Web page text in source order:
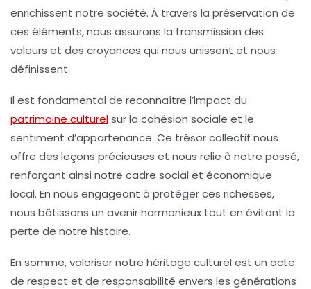
enrichissent notre société. À travers la préservation de
ces éléments, nous assurons la transmission des
valeurs et des croyances qui nous unissent et nous
définissent.
Il est fondamental de reconnaître l’impact du
patrimoine culturelsur la cohésion sociale et le
sentiment d’appartenance. Ce trésor collectif nous
offre des leçons précieuses et nous relie à notre passé,
renforçant ainsi notre cadre social et économique
local. En nous engageant à protéger ces richesses,
nous bâtissons un avenir harmonieux tout en évitant la
perte de notre histoire.
En somme, valoriser notre héritage culturel est un acte
de respect et de responsabilité envers les générations